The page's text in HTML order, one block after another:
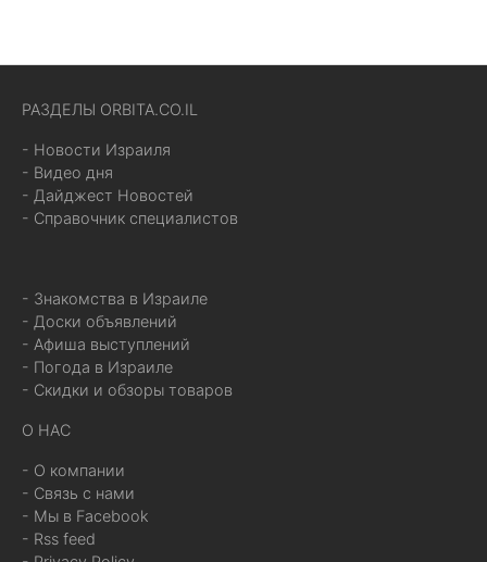
РАЗДЕЛЫ ORBITA.CO.IL
- Новости Израиля
- Видео дня
- Дайджест Новостей
- Справочник специалистов
- Знакомства в Израиле
- Доски объявлений
- Афиша выступлений
- Погода в Израиле
- Скидки и обзоры товаров
О НАС
- О компании
- Связь с нами
- Мы в Facebook
- Rss feed